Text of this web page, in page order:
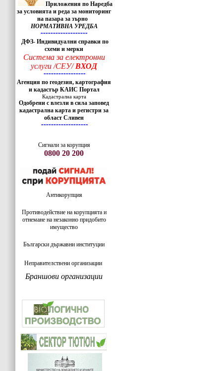
Приложения по Наредба
за условията и реда за мониторинг
на пазара за зърно
НОРМАТИВНА УРЕДБА
-------------------
ДФЗ- Индивидуални справки по
схеми и мерки
Система за електронни
услуги /СЕУ/ВХОД
-----------------
Агенция по геодезия, картография
и кадастър КАИС Портал
Кадастрална карта
Одобрени с влезли в сила заповед
кадастрална карта и регистри за
област Сливен
-------------------
Сигнали за корупция
0800 20 200
Антикорупция
Противодействие на корупцията и
отнемане на незаконно придобито
имущество
Български държавни институции
Неправителствени организации
Браншови организации